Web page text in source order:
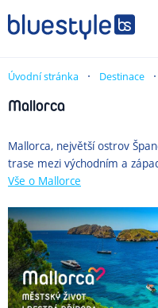
Úvodní stránka Destinace
Mallorca
Mallorca, největší ostrov
trase mezi východním a
Vše o Mallorce